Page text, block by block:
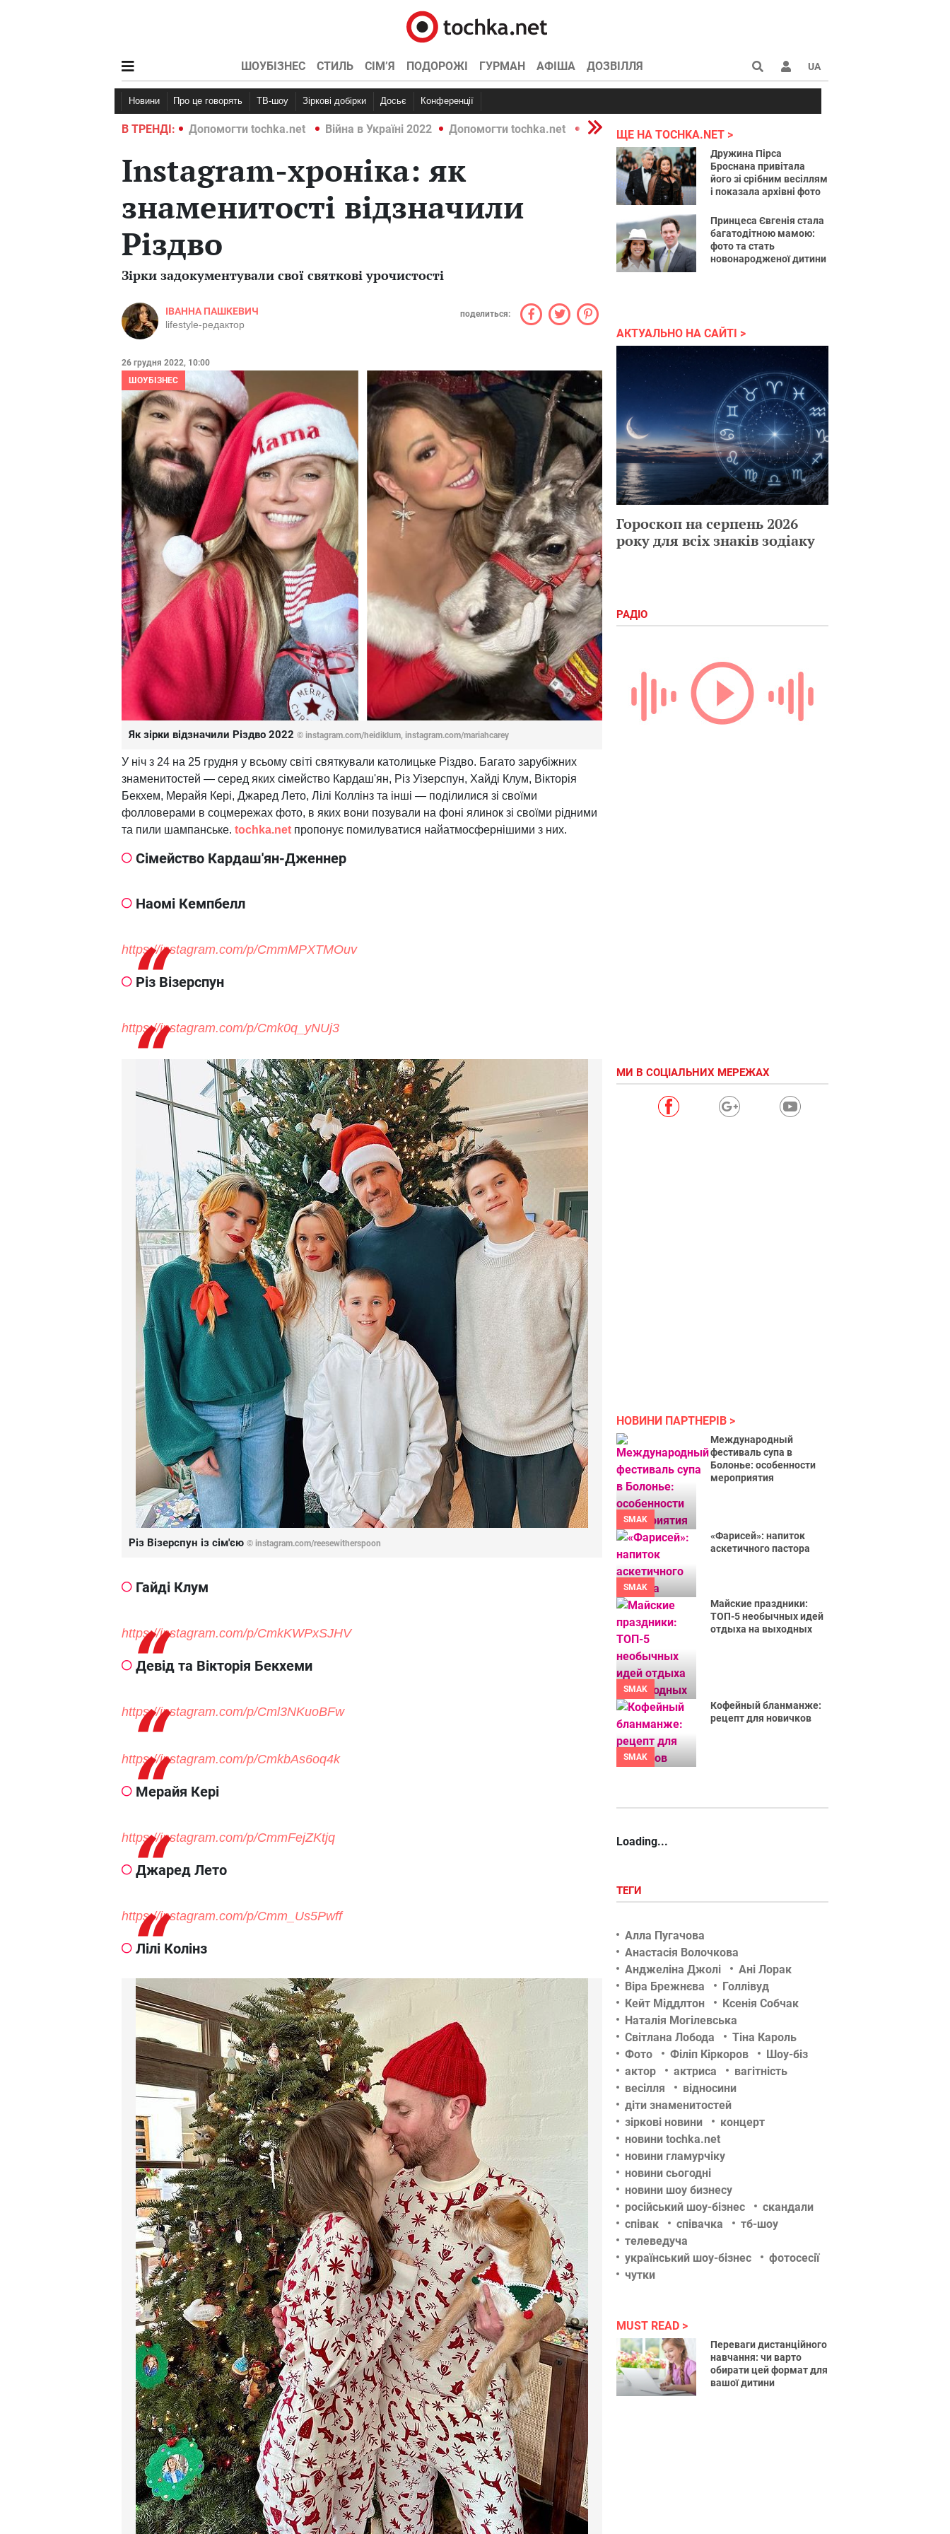
ШОУБІЗНЕС СТИЛЬ СІМ’Я ПОДОРОЖІ ГУРМАН АФІША ДОЗВІЛЛЯ UA
Новини Про це говорять ТВ-шоу Зіркові добірки Досьє Конференції
В ТРЕНДІ:
Війна в Україні 2022 Допомогти tochka.net Війна в Україні 2022 Допомогти tochka.net Війна в Україні 2022
Instagram-хроніка: як
знаменитості відзначили
Різдво
Зірки задокументували свої святкові урочистості
ІВАННА ПАШКЕВИЧ
lifestyle-редактор
поделиться:
26 грудня 2022, 10:00
ШОУБІЗНЕС
Як зірки відзначили Різдво 2022 © instagram.com/heidiklum, instagram.com/mariahcarey
У ніч з 24 на 25 грудня у всьому світі святкували католицьке Різдво. Багато зарубіжних
знаменитостей — серед яких сімейство Кардаш'ян, Різ Уізерспун, Хайді Клум, Вікторія
Бекхем, Мерайя Кері, Джаред Лето, Лілі Коллінз та інші — поділилися зі своїми
фолловерами в соцмережах фото, в яких вони позували на фоні ялинок зі своїми рідними
та пили шампанське. tochka.net пропонує помилуватися найатмосфернішими з них.
Сімейство Кардаш'ян-Дженнер
Наомі Кемпбелл
https://instagram.com/p/CmmMPXTMOuv
Різ Візерспун
https://instagram.com/p/Cmk0q_yNUj3
Різ Візерспун із сім'єю © instagram.com/reesewitherspoon
Гайді Клум
https://instagram.com/p/CmkKWPxSJHV
Девід та Вікторія Бекхеми
https://instagram.com/p/Cml3NKuoBFw
https://instagram.com/p/CmkbAs6oq4k
Мерайя Кері
https://instagram.com/p/CmmFejZKtjq
Джаред Лето
https://instagram.com/p/Cmm_Us5Pwff
Лілі Колінз
ЩЕ НА TOCHKA.NET
Дружина Пірса
Броснана привітала
його зі срібним весіллям
і показала архівні фото
Принцеса Євгенія стала
багатодітною мамою:
фото та стать
новонародженої дитини
АКТУАЛЬНО НА САЙТІ
Гороскоп на серпень 2026
року для всіх знаків зодіаку
РАДІО
МИ В СОЦІАЛЬНИХ МЕРЕЖАХ
НОВИНИ ПАРТНЕРІВ
SMAK
Международный
фестиваль супа в
Болонье: особенности
мероприятия
SMAK
«Фарисей»: напиток
аскетичного пастора
SMAK
Майские праздники:
ТОП-5 необычных идей
отдыха на выходных
SMAK
Кофейный бланманже:
рецепт для новичков
Loading...
ТЕГИ
Алла Пугачова
Анастасія Волочкова
Анджеліна Джолі
Ані Лорак
Віра Брежнєва
Голлівуд
Кейт Міддлтон
Ксенія Собчак
Наталія Могілевська
Світлана Лобода
Тіна Кароль
Фото
Філіп Кіркоров
Шоу-біз
актор
актриса
вагітність
весілля
відносини
діти знаменитостей
зіркові новини
концерт
новини tochka.net
новини гламурчіку
новини сьогодні
новини шоу бизнесу
російський шоу-бізнес
скандали
співак
співачка
тб-шоу
телеведуча
український шоу-бізнес
фотосесії
чутки
MUST READ
Переваги дистанційного
навчання: чи варто
обирати цей формат для
вашої дитини